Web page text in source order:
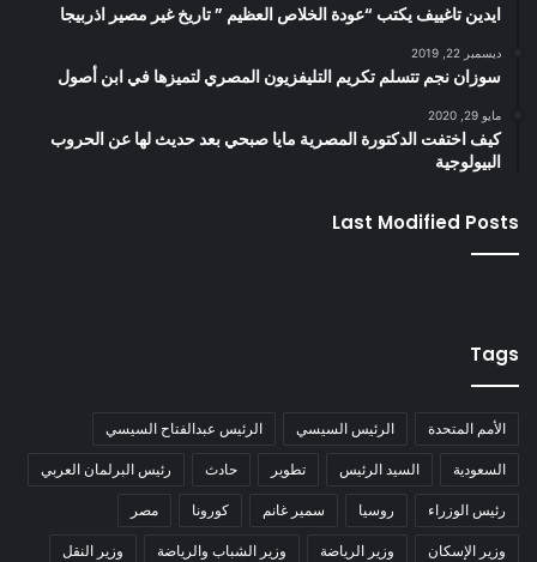
ايدين تاغييف يكتب “عودة الخلاص العظيم ” تاريخ غير مصير اذربيجا
ديسمبر 22, 2019
سوزان نجم تتسلم تكريم التليفزيون المصري لتميزها في ابن أصول
مايو 29, 2020
كيف اختفت الدكتورة المصرية مايا صبحي بعد حديث لها عن الحروب
البيولوجية
Last Modified Posts
Tags
الأمم المتحدة الرئيس السيسي الرئيس عبدالفتاح السيسي
السعودية السيد الرئيس تطوير حادث رئيس البرلمان العربي
رئيس الوزراء روسيا سمير غانم كورونا مصر
وزير الإسكان وزير الرياضة وزير الشباب والرياضة وزير النقل